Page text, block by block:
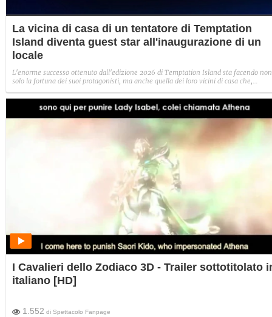
La vicina di casa di un tentatore di Temptation
Island diventa guest star all'inaugurazione di un
locale
L'enorme successo ottenuto dall'edizione 2026 di Temptation Island sta facendo non
solo la fortuna dei suoi protagonisti, ma anche quella dei loro vicini di casa che,
I Cavalieri dello Zodiaco 3D - Trailer sottotitolato
italiano [HD]
1.552 di Spettacolo Fanpage